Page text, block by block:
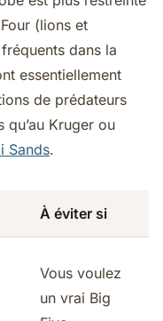
(lions et
dans la
essentiellement
de prédateurs
Kruger ou
Sands.
À éviter si
Vous voulez
un vrai Big